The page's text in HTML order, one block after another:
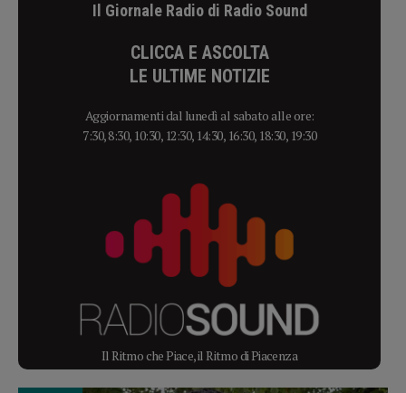
Il Giornale Radio di Radio Sound
CLICCA E ASCOLTA
LE ULTIME NOTIZIE
Aggiornamenti dal lunedì al sabato alle ore:
7:30, 8:30, 10:30, 12:30, 14:30, 16:30, 18:30, 19:30
Il Ritmo che Piace, il Ritmo di Piacenza